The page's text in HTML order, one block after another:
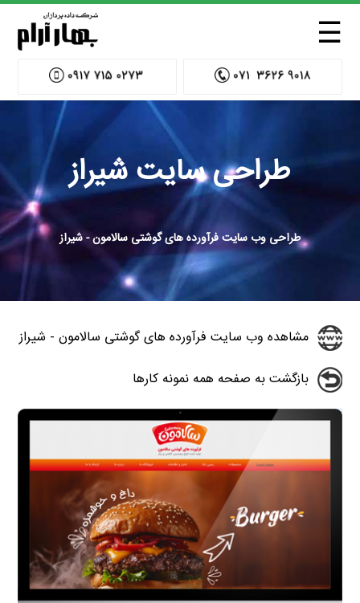
☰
طراحی سایت شیراز
طراحی وب سایت فرآورده های گوشتی سالامون - شیراز
مشاهده وب سایت فرآورده های گوشتی سالامون - شیراز
بازگشت به صفحه همه نمونه کارها